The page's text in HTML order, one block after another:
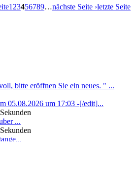
1 23456789…nächste Seite ›letzte Seite
bitte eröffnen Sie ein neues. " ...
05.08.2026 um 17:03 -[/edit]...
...